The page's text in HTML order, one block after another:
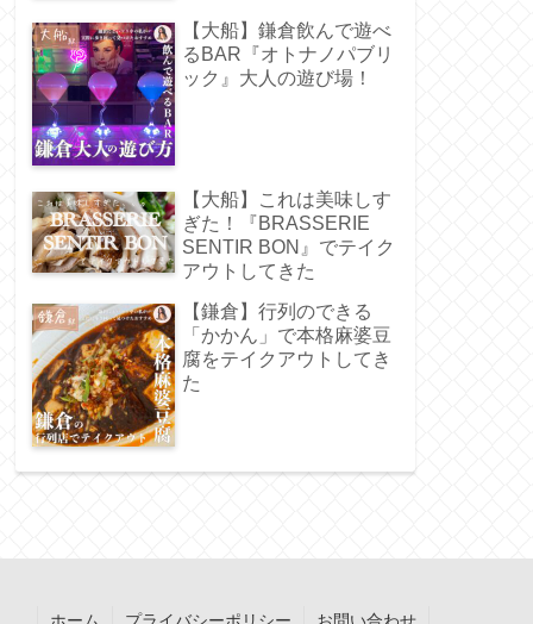
【大船】鎌倉飲んで遊べ
るBAR『オトナノパブリ
ック』大人の遊び場！
【大船】これは美味しす
ぎた！『BRASSERIE
SENTIR BON』でテイク
アウトしてきた
【鎌倉】行列のできる
「かかん」で本格麻婆豆
腐をテイクアウトしてき
た